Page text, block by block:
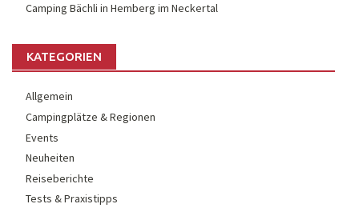
Camping Bächli in Hemberg im Neckertal
KATEGORIEN
Allgemein
Campingplätze & Regionen
Events
Neuheiten
Reiseberichte
Tests & Praxistipps